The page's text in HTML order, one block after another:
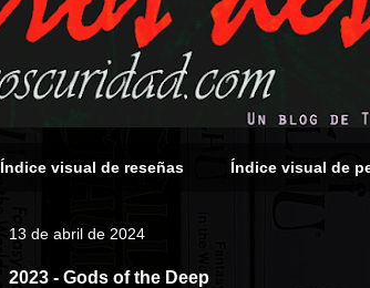
Índice visual de reseñas Índice visual de
13 de abril de 2024
2023 - Gods of the Deep